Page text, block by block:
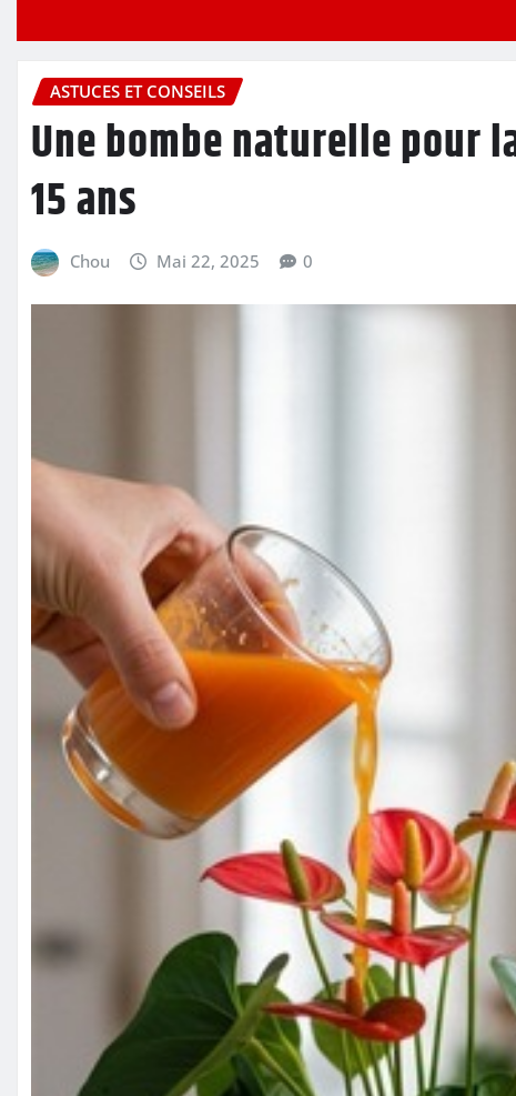
ASTUCES ET CONSEILS
Une bombe naturelle pour
15 ans
Chou Mai 22, 2025 0